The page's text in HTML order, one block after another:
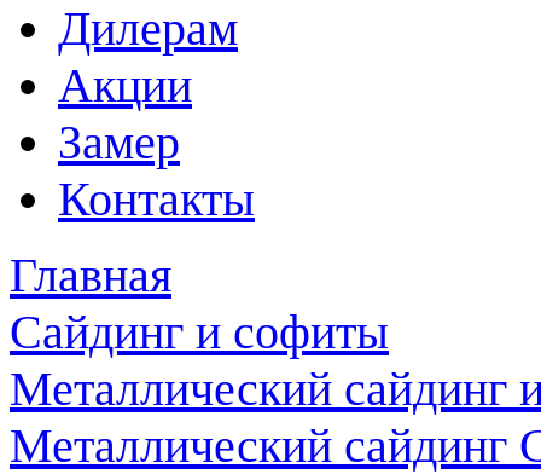
Дилерам
Акции
Замер
Контакты
Главная
Сайдинг и софиты
Металлический сайдинг
Металлический сайдинг